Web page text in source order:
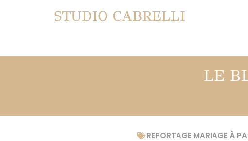
STUDIO CABRELLI
LE
REPORTAGE MARIAGE À